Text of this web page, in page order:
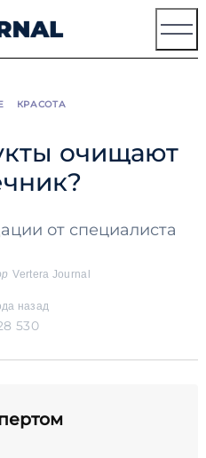
КРАСОТА
очищают
от специалиста
Vertera Journal
назад
530